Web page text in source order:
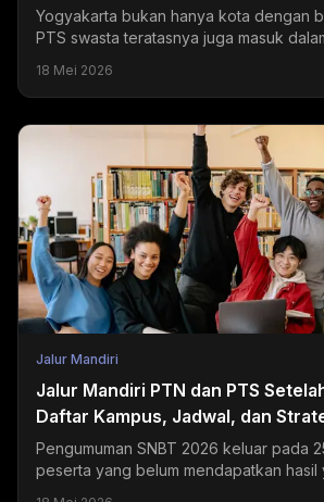
Yogyakarta bukan hanya kota dengan
PTS swasta teratasnya juga masuk
tujuan...
18 Mei 2026
Jalur Mandiri
Jalur Mandiri PTN dan PTS
Daftar Kampus, Jadwal, dan
Pengumuman SNBT 2026 keluar pada
peserta yang belum mendapatkan hasil